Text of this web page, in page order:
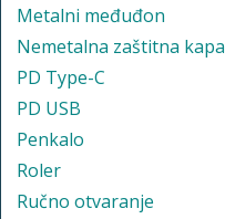
Metalni međuđon
Nemetalna zaštitna kapa
PD Type-C
PD USB
Penkalo
Roler
Ručno otvaranje